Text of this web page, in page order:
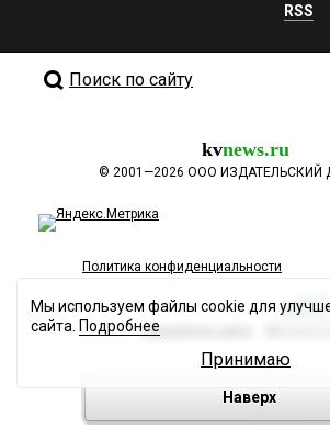
RSS
Поиск по сайту
kvnews.ru
© 2001—2026 ООО ИЗДАТЕЛЬСКИЙ
Политика конфиденциальности
Разработка сайта
Наверх
Мы используем файлы cookie для
сайта. Подробнее
Принимаю